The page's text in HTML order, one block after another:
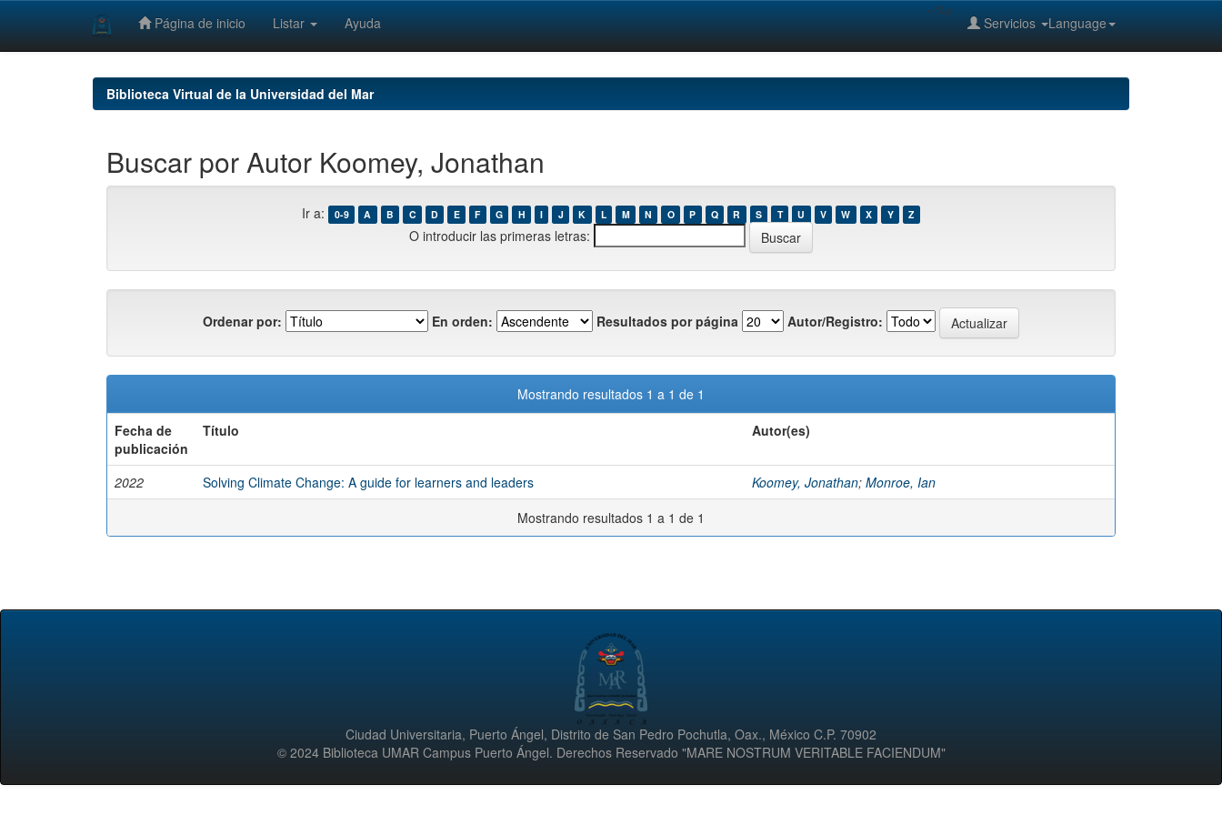
Página de inicio Listar Ayuda Language
Servicios
--%>
Biblioteca Virtual de la Universidad del Mar
Buscar por Autor Koomey, Jonathan
Ir a: 0-9 A B C D E F G H I J K L M N O P Q R S T U V W X Y Z
O introducir las primeras letras:
Ordenar por: En orden: Resultados por página Autor/Registro:
Mostrando resultados 1 a 1 de 1
Fecha de
publicación
Título Autor(es)
2022 Solving Climate Change: A guide for learners and leaders Koomey, Jonathan; Monroe, Ian
Mostrando resultados 1 a 1 de 1
Ciudad Universitaria, Puerto Ángel, Distrito de San Pedro Pochutla, Oax., México C.P. 70902
© 2024 Biblioteca UMAR Campus Puerto Ángel. Derechos Reservado "MARE NOSTRUM VERITABLE FACIENDUM"